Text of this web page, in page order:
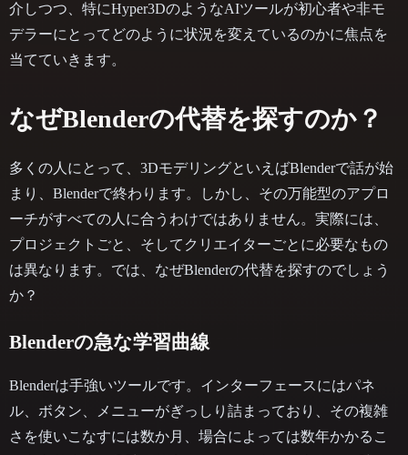
介しつつ、特にHyper3DのようなAIツールが初心者や非モ
デラーにとってどのように状況を変えているのかに焦点を
当てていきます。
なぜBlenderの代替を探すのか？
多くの人にとって、3DモデリングといえばBlenderで話が始
まり、Blenderで終わります。しかし、その万能型のアプロ
ーチがすべての人に合うわけではありません。実際には、
プロジェクトごと、そしてクリエイターごとに必要なもの
は異なります。では、なぜBlenderの代替を探すのでしょう
か？
Blenderの急な学習曲線
Blenderは手強いツールです。インターフェースにはパネ
ル、ボタン、メニューがぎっしり詰まっており、その複雑
さを使いこなすには数か月、場合によっては数年かかるこ